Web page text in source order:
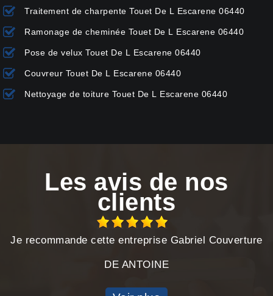
Traitement de charpente Touet De L Escarene 06440
Ramonage de cheminée Touet De L Escarene 06440
Pose de velux Touet De L Escarene 06440
Couvreur Touet De L Escarene 06440
Nettoyage de toiture Touet De L Escarene 06440
Les avis de nos
clients
Je recommande cette entreprise Gabriel Couverture
DE ANTOINE